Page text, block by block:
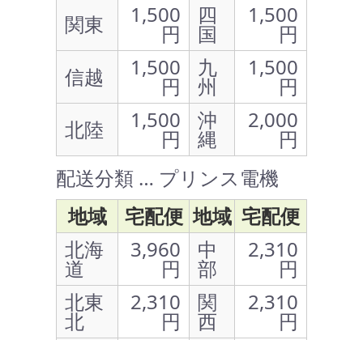
関東
1,500
円
四
国
1,500
円
信越
1,500
円
九
州
1,500
円
北陸
1,500
円
沖
縄
2,000
円
配送分類 … プリンス電機
地域
宅配便 地域 宅配便
北海
道
3,960
円
中
部
2,310
円
北東
北
2,310
円
関
西
2,310
円